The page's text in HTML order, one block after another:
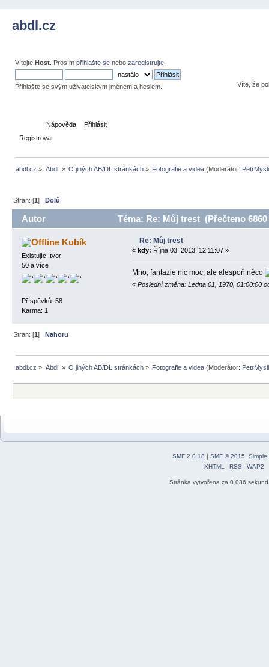
abdl.cz
Vítejte Host . Prosím přihlašte se nebo zaregistrujte
Přihlašte se svým uživatelským jménem a heslem. Víte, že
Nápověda
Přihlásit
Registrovat
abdl.cz » Abdl » O jiných AB/DL stránkách» Fotografie a videa (Moderátor:
Stran: [1]Dolů
Autor Téma: Re: Můj trest (Přečteno
Kubík
Existující tvor
50 a více
Příspěvků: 58
Karma: 1
Re: Můj trest
« kdy: Října 03, 2013, 12:11:07 »
Mno, fantazie nic moc, ale alespoň něco
« Poslední změna: Ledna 01, 1970, 01:00:00
Stran: [1]Nahoru
abdl.cz » Abdl » O jiných AB/DL stránkách» Fotografie a videa (Moderátor:
SMF 2.0.18 | SMF © 2015
Simple
XHTML
RSS WAP2
Stránka vytvořena za 0.036